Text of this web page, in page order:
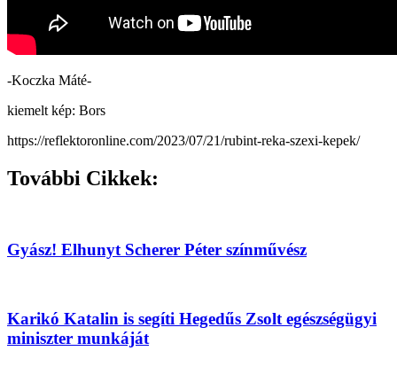
-Koczka Máté-
kiemelt kép: Bors
https://reflektoronline.com/2023/07/21/rubint-reka-szexi-kepek/
További Cikkek:
Gyász! Elhunyt Scherer Péter színművész
Karikó Katalin is segíti Hegedűs Zsolt egészségügyi
miniszter munkáját